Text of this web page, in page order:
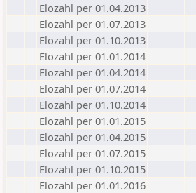
Elozahl per 01.04.2013
Elozahl per 01.07.2013
Elozahl per 01.10.2013
Elozahl per 01.01.2014
Elozahl per 01.04.2014
Elozahl per 01.07.2014
Elozahl per 01.10.2014
Elozahl per 01.01.2015
Elozahl per 01.04.2015
Elozahl per 01.07.2015
Elozahl per 01.10.2015
Elozahl per 01.01.2016